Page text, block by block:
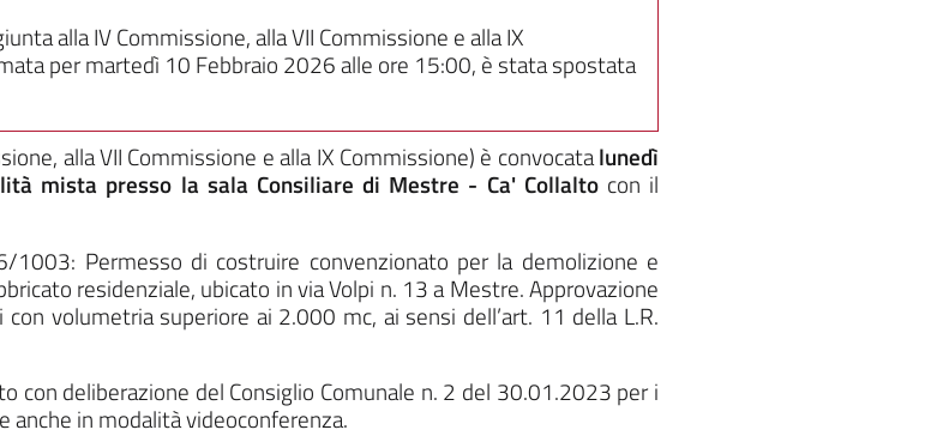
alla IV Commissione, alla VII Commissione e alla IX
per martedì 10 Febbraio 2026 alle ore 15:00, è stata spostata
alla VII Commissione e alla IX Commissione) è convocatalunedì
mista presso la sala Consiliare di Mestre - Ca' Collaltocon il
1003: Permesso di costruire convenzionato per la demolizione e
residenziale, ubicato in via Volpi n. 13 a Mestre. Approvazione
volumetria superiore ai 2.000 mc, ai sensi dell’art. 11 della L.R.
con deliberazione del Consiglio Comunale n. 2 del 30.01.2023 per i
anche in modalità videoconferenza.